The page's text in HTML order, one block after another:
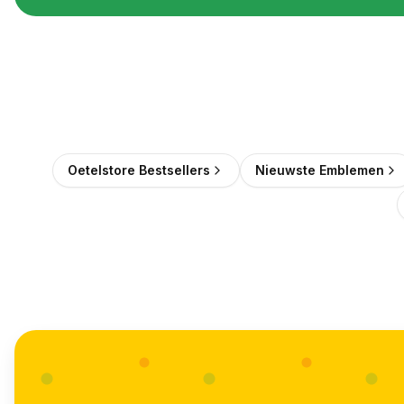
Oetelstore Bestsellers Nieuwste Emblemen